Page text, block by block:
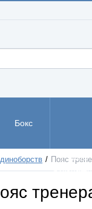
Бокс
РУКБО
Пояс